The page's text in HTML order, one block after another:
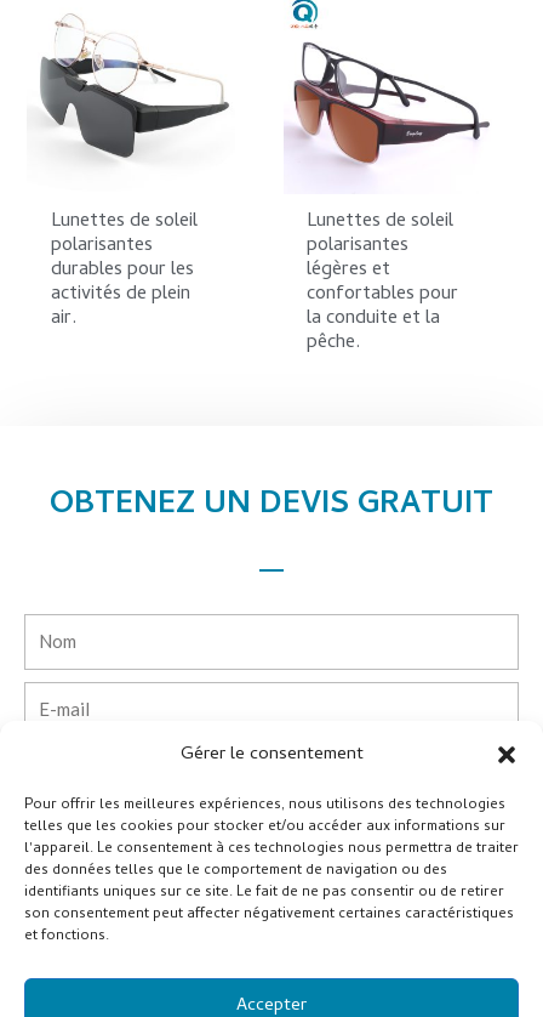
Gérer le consentement
Pour offrir les meilleures expériences, nous utilisons des technologies
telles que les cookies pour stocker et/ou accéder aux informations sur
l'appareil. Le consentement à ces technologies nous permettra de traiter
des données telles que le comportement de navigation ou des
identifiants uniques sur ce site. Le fait de ne pas consentir ou de retirer
son consentement peut affecter négativement certaines caractéristiques
et fonctions.
Accepter
Lunettes de soleil
polarisantes
durables pour les
activités de plein
air.
Lunettes de soleil
polarisantes
légères et
confortables pour
la conduite et la
pêche.
OBTENEZ UN DEVIS GRATUIT
mail
Pays
Entreprise